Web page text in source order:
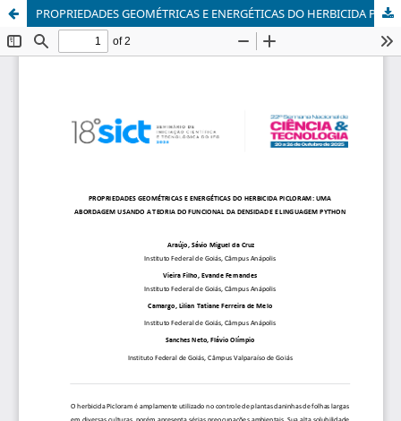
PROPRIEDADES GEOMÉTRICAS E ENERGÉTICAS DO HERBICIDA PICLORAM: UMA ABORDAGEM USANDO A TEORIA DO FUNCIONAL DA DENSIDADE E LINGUAGEM PYTHON